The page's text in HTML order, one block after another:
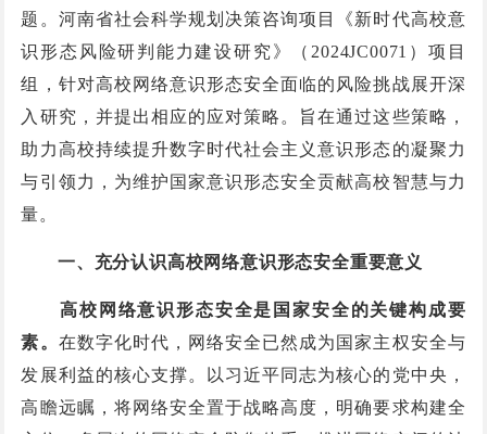
题。河南省社会科学规划决策咨询项目《新时代高校意
识形态风险研判能力建设研究》（2024JC0071）项目
组，针对高校网络意识形态安全面临的风险挑战展开深
入研究，并提出相应的应对策略。旨在通过这些策略，
助力高校持续提升数字时代社会主义意识形态的凝聚力
与引领力，为维护国家意识形态安全贡献高校智慧与力
量。
一、充分认识高校网络意识形态安全重要意义
高校网络意识形态安全是国家安全的关键构成要
素。 在数字化时代，网络安全已然成为国家主权安全与
发展利益的核心支撑。以习近平同志为核心的党中央，
高瞻远瞩，将网络安全置于战略高度，明确要求构建全